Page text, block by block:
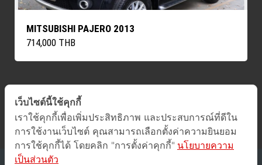
MITSUBISHI PAJERO 2013
714,000 THB
เว็บไซต์นี้ใช้คุกกี้
เราใช้คุกกี้เพื่อเพิ่มประสิทธิภาพ และประสบการณ์ที่ดีใน
การใช้งานเว็บไซต์ คุณสามารถเลือกตั้งค่าความยินยอม
การใช้คุกกี้ได้ โดยคลิก "การตั้งค่าคุกกี้" นโยบายความ
เป็นส่วนตัว